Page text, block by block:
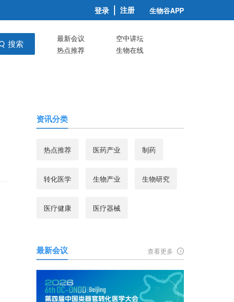
登录 注册 生物谷APP
搜索 最新会议
空中讲坛
热点推荐
生物在线
资讯分类
热点推荐 医药产业 制药
转化医学 生物产业 生物研究
医疗健康 医疗器械
最新会议 查看更多